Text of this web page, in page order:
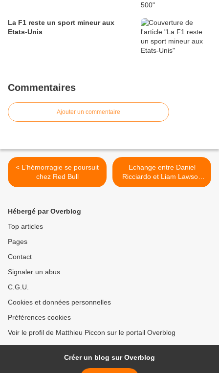
La F1 reste un sport mineur aux
Etats-Unis
Commentaires
Ajouter un commentaire
< L'hémorragie se poursuit
chez Red Bull
Echange entre Daniel
Ricciardo et Liam Lawson
officialisé >
Hébergé par Overblog
Top articles
Pages
Contact
Signaler un abus
C.G.U.
Cookies et données personnelles
Préférences cookies
Voir le profil de Matthieu Piccon sur le portail Overblog
Créer un blog sur Overblog